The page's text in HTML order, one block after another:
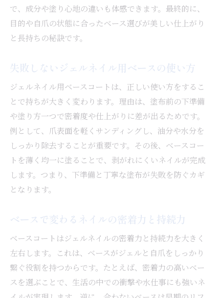
で、成分や塗り心地の違いも体感できます。最終的に、
目的や自爪の状態に合ったベース選びが美しい仕上がり
と長持ちの秘訣です。
失敗しないジェルネイル用ベースの使い方
ジェルネイル用ベースコートは、正しい使い方をするこ
とで持ちが大きく変わります。理由は、塗布前の下準備
や塗り方一つで密着度や仕上がりに差が出るためです。
例として、爪表面を軽くサンディングし、油分や水分を
しっかり除去することが重要です。その後、ベースコー
トを薄く均一に塗ることで、剥がれにくいネイルが完成
します。つまり、下準備と丁寧な塗布が失敗を防ぐカギ
となります。
ベースで変わるネイルの密着力と持続力
ベースコートはジェルネイルの密着力と持続力を大きく
左右します。これは、ベースがジェルと自爪をしっかり
繋ぐ役割を持つからです。たとえば、密着力の高いベー
スを選ぶことで、生活の中での衝撃や水仕事にも強いネ